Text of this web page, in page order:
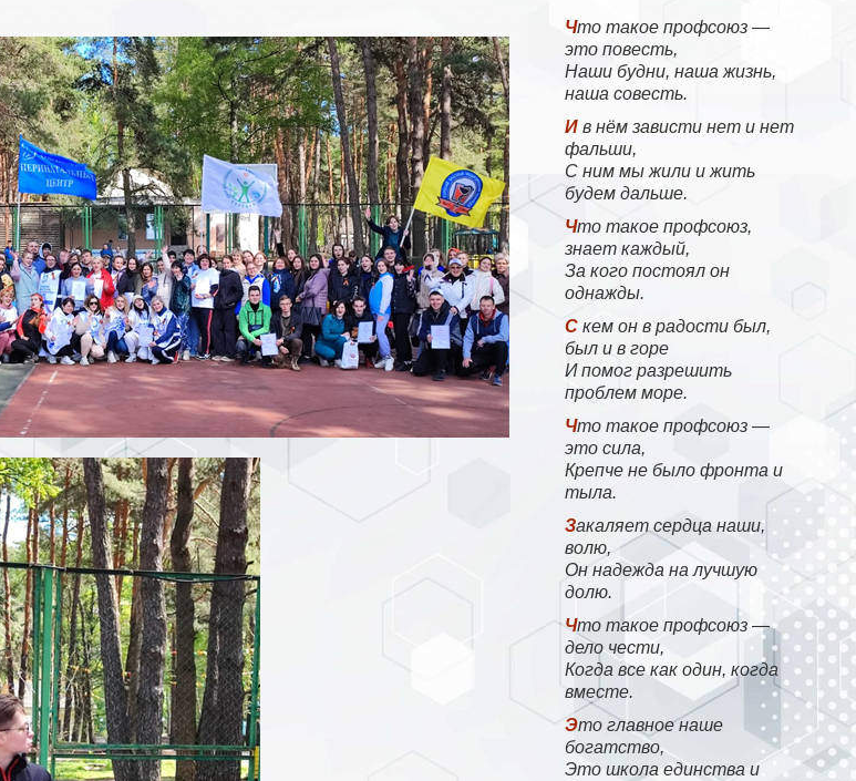
Что такое профсоюз —
это повесть,
Наши будни, наша жизнь,
наша совесть.
И в нём зависти нет и нет
фальши,
С ним мы жили и жить
будем дальше.
Что такое профсоюз,
знает каждый,
За кого постоял он
однажды.
С кем он в радости был,
был и в горе
И помог разрешить
проблем море.
Что такое профсоюз —
это сила,
Крепче не было фронта и
тыла.
Закаляет сердца наши,
волю,
Он надежда на лучшую
долю.
Что такое профсоюз —
дело чести,
Когда все как один, когда
вместе.
Это главное наше
богатство,
Это школа единства и